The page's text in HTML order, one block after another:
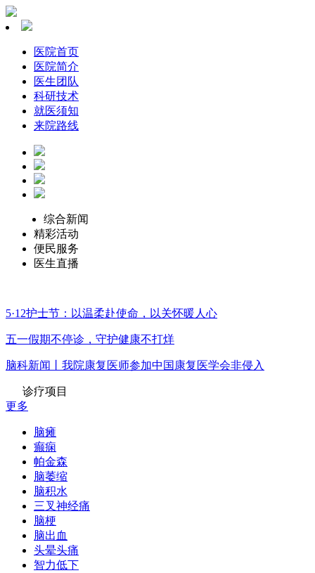
医院首页
医院简介
医生团队
科研技术
就医须知
来院路线
综合新闻
精彩活动
便民服务
医生直播
5·12护士节：以温柔赴使命，以关怀暖人心
五一假期不停诊，守护健康不打烊
脑科新闻丨我院康复医师参加中国康复医学会非侵入
诊疗项目
更多
脑瘫
癫痫
帕金森
脑萎缩
脑积水
三叉神经痛
脑梗
脑出血
头晕头痛
智力低下